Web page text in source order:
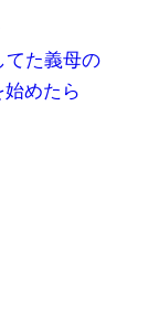
てた義母の
めたら